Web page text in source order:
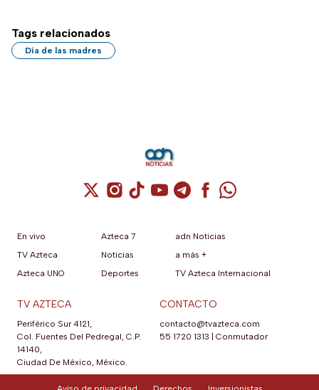
Tags relacionados
Día de las madres
Cuenta de X / Twitter (se abre en una
Cuenta de Instagram (se abre en una
Cuenta de TikTok (se abre en
Cuenta de YouTube (se abre
Cuenta de Telegram (se
Cuenta de
Cuenta de
En vivo
TV Azteca
Azteca UNO
Azteca 7
Noticias
Deportes
adn Noticias
a más +
TV Azteca Internacional
TV AZTECA
Periférico Sur 4121,
Col. Fuentes Del Pedregal, C.P.
14140,
Ciudad De México, México.
CONTACTO
contacto@tvazteca.com
55 1720 1313 | Conmutador